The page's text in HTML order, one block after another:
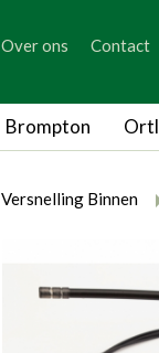
generic_skip_language
Over ons Contact
Brompton
breadcrumb.here
breadcrumb.from
Versnelling Binnen